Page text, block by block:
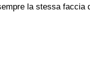
la stessa faccia